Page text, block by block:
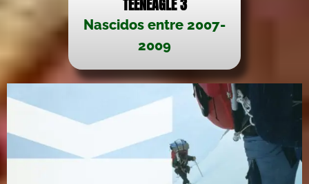
TEENEAGLE 3
Nascidos entre 2007-
2009